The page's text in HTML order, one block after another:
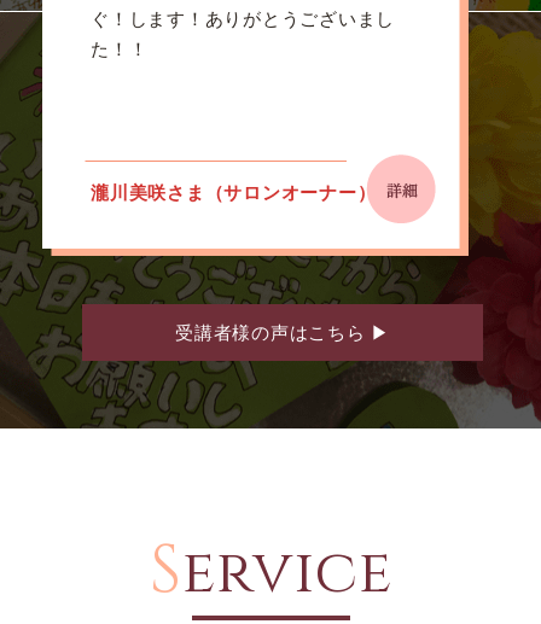
ぐ！します！ありがとうございまし
た！！
瀧川美咲さま（サロンオーナー）
受講者様の声はこちら ▶
Service